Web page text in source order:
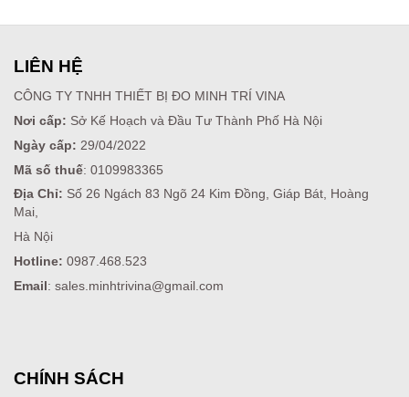
LIÊN HỆ
CÔNG TY TNHH THIẾT BỊ ĐO MINH TRÍ VINA
Nơi cấp: Sở Kế Hoạch và Đầu Tư Thành Phố Hà Nội
Ngày cấp: 29/04/2022
Mã số thuế: 0109983365
Địa Chỉ: Số 26 Ngách 83 Ngõ 24 Kim Đồng, Giáp Bát, Hoàng
Mai,
Hà Nội
Hotline: 0987.468.523
Email : sales.minhtrivina@gmail.com
CHÍNH SÁCH